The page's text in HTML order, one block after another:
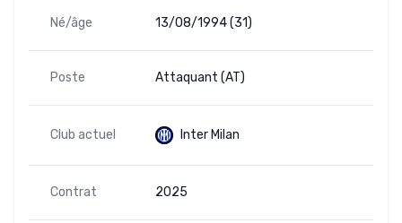
Né/âge 13/08/1994 (31)
Poste Attaquant (AT)
Club actuel Inter Milan
Contrat 2025